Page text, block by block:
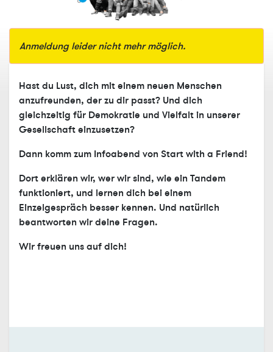
Anmeldung leider nicht mehr möglich.
Hast du Lust, dich mit einem neuen Menschen
anzufreunden, der zu dir passt? Und dich
gleichzeitig für Demokratie und Vielfalt in unserer
Gesellschaft einzusetzen?
Dann komm zum Infoabend von Start with a Friend!
Dort erklären wir, wer wir sind, wie ein Tandem
funktioniert, und lernen dich bei einem
Einzelgespräch besser kennen. Und natürlich
beantworten wir deine Fragen.
Wir freuen uns auf dich!